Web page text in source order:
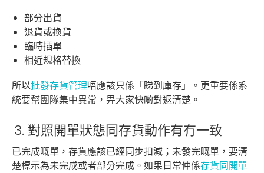
部分出貨
退貨或換貨
臨時插單
相近規格替換
所以批發存貨管理唔應該只係「睇到庫存」。更重要係系
統要幫團隊集中異常，畀大家快啲對返清楚。
3. 對照開單狀態同存貨動作有冇一致
已完成嘅單，存貨應該已經同步扣減；未發完嘅單，要清
楚標示為未完成或者部分完成。如果日常仲係存貨同開單